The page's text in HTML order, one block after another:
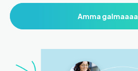
Amma galmaaaa